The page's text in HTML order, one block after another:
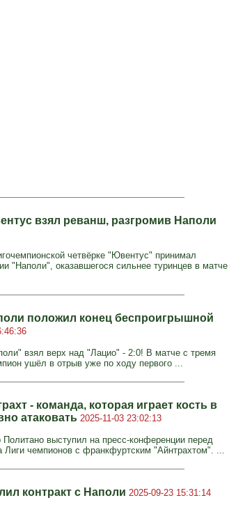
взял реванш, разгромив Наполи
четвёрке "Ювентус" принимал
"Наполи", оказавшегося сильнее туринцев в матче
положил конец беспроигрышной
взял верх над "Лацио" - 2:0! В матче с тремя
ушёл в отрыв уже по ходу первого ...
- команда, которая играет кость в
атаковать 2025-11-03 23:02:13
выступил на пресс-конференции перед
Лиги чемпионов с франкфуртским "Айнтрахтом". ...
контракт с Наполи 2025-09-23 15:31:14